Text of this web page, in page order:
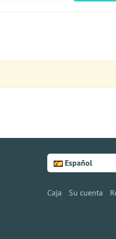
Español
Caja Su cuenta